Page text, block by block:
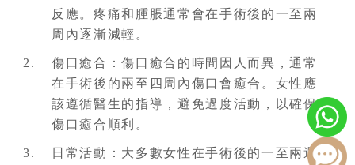
反應。疼痛和腫脹通常會在手術後的一至兩
周內逐漸減輕。
傷口癒合：傷口癒合的時間因人而異，通常
在手術後的兩至四周內傷口會癒合。女性應
該遵循醫生的指導，避免過度活動，以確保
傷口癒合順利。
日常活動：大多數女性在手術後的一至兩週